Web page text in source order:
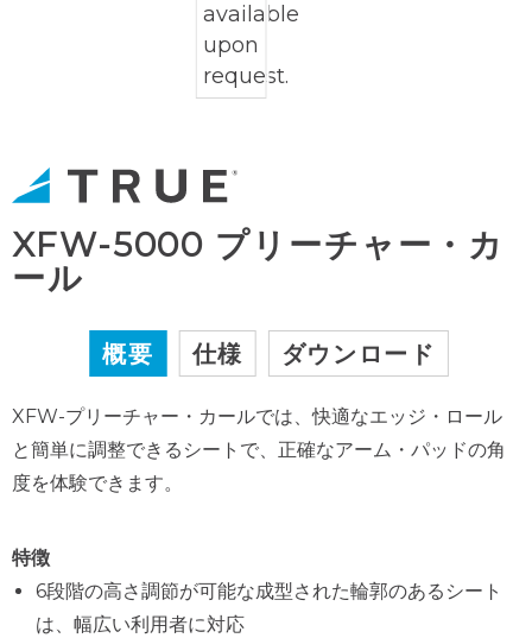
XFW-5000 プリーチャー・カ
ール
概要 仕様 ダウンロード
XFW-プリーチャー・カールでは、快適なエッジ・ロール
と簡単に調整できるシートで、正確なアーム・パッドの角
度を体験できます。
特徴
6段階の高さ調節が可能な成型された輪郭のあるシート
は、幅広い利用者に対応